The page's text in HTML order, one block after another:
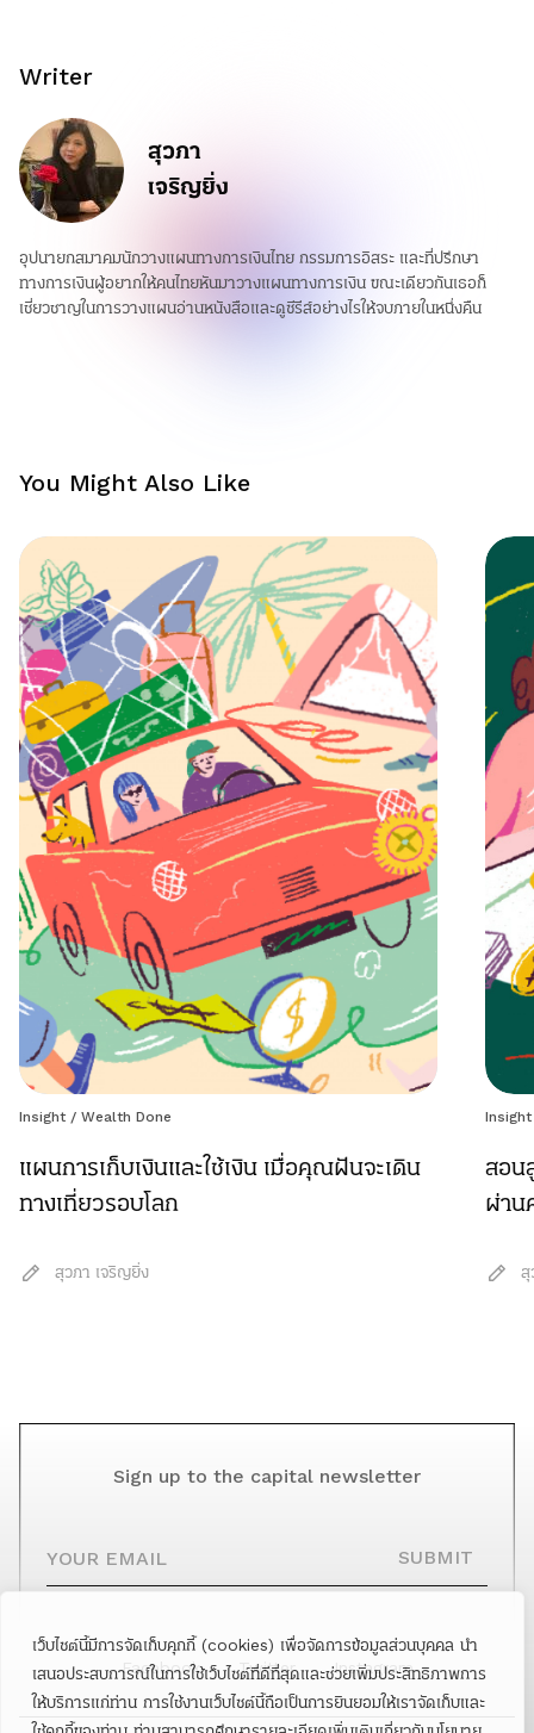
เว็บไซต์นี้มีการจัดเก็บคุกกี้ (cookies) เพื่อจัดการข้อมูลส่วนบุคคล นำ
เสนอประสบการณ์ในการใช้เว็บไซต์ที่ดีที่สุดและช่วยเพิ่มประสิทธิภาพการ
ให้บริการแก่ท่าน การใช้งานเว็บไซต์นี้ถือเป็นการยินยอมให้เราจัดเก็บและ
Writer
สุวภา
เจริญยิ่ง
อุปนายกสมาคมนักวางแผนทางการเงินไทย กรรมการอิสระ และที่ปรึกษา
ทางการเงินผู้อยากให้คนไทยหันมาวางแผนทางการเงิน ขณะเดียวกันเธอก็
เชี่ยวชาญในการวางแผนอ่านหนังสือและดูซีรีส์อย่างไรให้จบภายในหนึ่งคืน
You Might Also Like
Insight / Wealth Done
แผนการเก็บเงินและใช้เงิน เมื่อคุณฝันจะเดิน
ทางเที่ยวรอบโลก
สุวภา เจริญยิ่ง
Insight
สอน
ผ่าน
สุ
Sign up to the capital newsletter
SUBMIT
Facebook Twitter Instagram